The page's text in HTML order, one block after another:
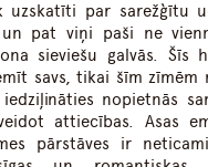
uzskatīti par sarežģītu
pat viņi paši ne
sieviešu galvās. Šīs
savs, tikai šīm zīmēm
nopietnās
attiecības. Asas
pārstāves ir